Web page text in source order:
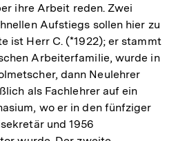
ihre Arbeit reden. Zwei
Aufstiegs sollen hier zu
ist Herr C. (*1922); er stammt
Arbeiterfamilie, wurde in
dann Neulehrer
als Fachlehrer auf ein
wo er in den fünfziger
und 1956